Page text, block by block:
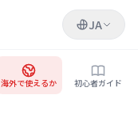
JA
海外で使えるか 初心者ガイド